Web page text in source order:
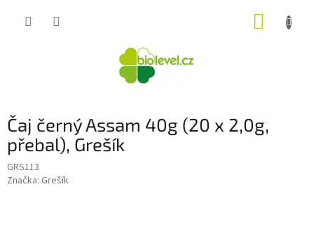
Čaj černý Assam 40g (20 x 2,0g,
přebal), Grešík
GRS113
Značka: Grešík